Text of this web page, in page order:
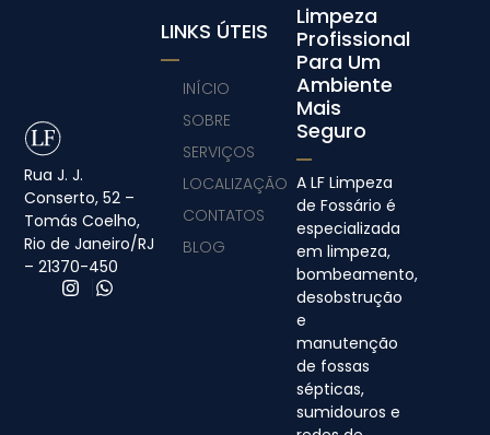
Rua J. J.
Conserto, 52 –
Tomás Coelho,
Rio de Janeiro/RJ
– 21370-450
Limpeza
Profissional
Para Um
Ambiente
Mais
Seguro
A LF Limpeza
de Fossário é
especializada
em limpeza,
bombeamento,
desobstrução
e
manutenção
de fossas
sépticas,
sumidouros e
LINKS ÚTEIS
INÍCIO
SOBRE
SERVIÇOS
LOCALIZAÇÃO
CONTATOS
BLOG